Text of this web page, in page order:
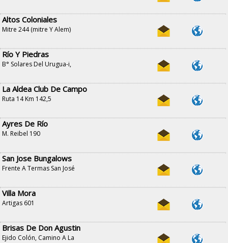
Altos Coloniales
Mitre 244 (mitre Y Alem)
Río Y Piedras
B° Solares Del Urugua-i,
La Aldea Club De Campo
Ruta 14 Km 142,5
Ayres De Río
M. Reibel 190
San Jose Bungalows
Frente A Termas San José
Villa Mora
Artigas 601
Brisas De Don Agustin
Ejido Colón, Camino A La